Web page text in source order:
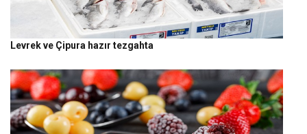
Levrek ve Çipura hazır tezgahta